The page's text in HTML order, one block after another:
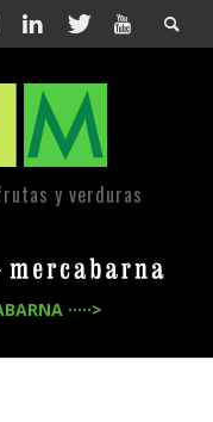
y verduras
·····>